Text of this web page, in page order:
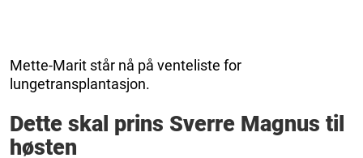
Mette-Marit står nå på venteliste for
lungetransplantasjon.
Dette skal prins Sverre Magnus til
høsten